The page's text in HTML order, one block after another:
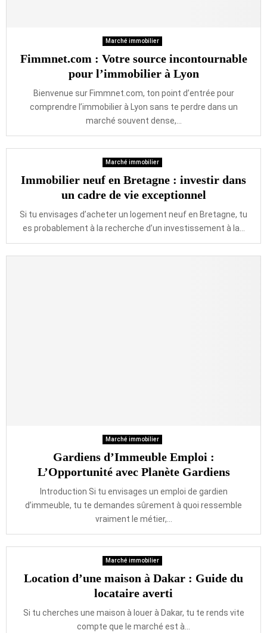
Marché immobilier
Fimmnet.com : Votre source incontournable
pour l’immobilier à Lyon
Bienvenue sur Fimmnet.com, ton point d’entrée pour
comprendre l’immobilier à Lyon sans te perdre dans un
marché souvent dense,...
Marché immobilier
Immobilier neuf en Bretagne : investir dans
un cadre de vie exceptionnel
Si tu envisages d’acheter un logement neuf en Bretagne, tu
es probablement à la recherche d’un investissement à la...
Marché immobilier
Gardiens d’Immeuble Emploi :
L’Opportunité avec Planète Gardiens
Introduction Si tu envisages un emploi de gardien
d’immeuble, tu te demandes sûrement à quoi ressemble
vraiment le métier,...
Marché immobilier
Location d’une maison à Dakar : Guide du
locataire averti
Si tu cherches une maison à louer à Dakar, tu te rends vite
compte que le marché est à...